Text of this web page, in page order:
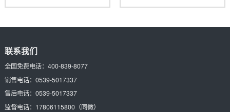
联系我们
全国免费电话： 400-839-8077
销售电话： 0539-5017337
售后电话： 0539-5017337
监督电话： 17806115800（同微）